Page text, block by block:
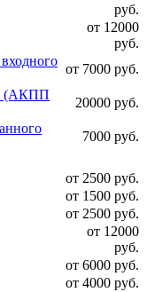
руб.
от 12000
руб.
от 7000 руб.
(АКПП
20000 руб.
7000 руб.
от 2500 руб.
от 1500 руб.
от 2500 руб.
от 12000
руб.
от 6000 руб.
от 4000 руб.